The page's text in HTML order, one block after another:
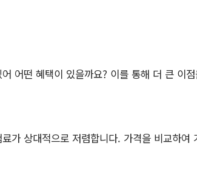
어떤 혜택이 있을까요? 이를 통해 더 큰 이
가 상대적으로 저렴합니다. 가격을 비교하여